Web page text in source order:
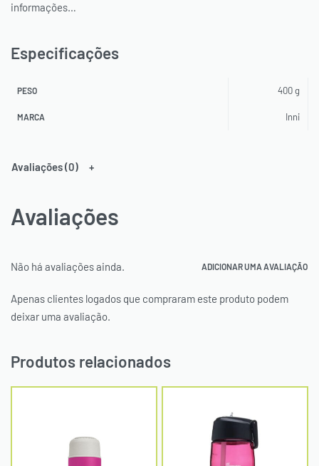
informações…
Especificações
PESO 400 g
MARCA Inni
Avaliações (0)
Avaliações
Não há avaliações ainda. ADICIONAR UMA AVALIAÇÃO
Apenas clientes logados que compraram este produto podem
deixar uma avaliação.
Produtos relacionados